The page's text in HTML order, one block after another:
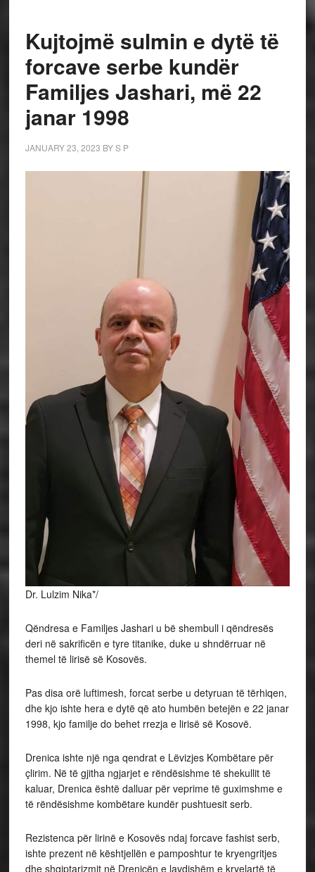
Kujtojmë sulmin e dytë të
forcave serbe kundër
Familjes Jashari, më 22
janar 1998
JANUARY 23, 2023 BYS P
Dr. Lulzim Nika*/
Qëndresa e Familjes Jashari u bë shembull i qëndresës
deri në sakrificën e tyre titanike, duke u shndërruar në
themel të lirisë së Kosovës.
Pas disa orë luftimesh, forcat serbe u detyruan të tërhiqen,
dhe kjo ishte hera e dytë që ato humbën betejën e 22 janar
1998, kjo familje do behet rrezja e lirisë së Kosovë.
Drenica ishte një nga qendrat e Lëvizjes Kombëtare për
çlirim. Në të gjitha ngjarjet e rëndësishme të shekullit të
kaluar, Drenica është dalluar për veprime të guximshme e
të rëndësishme kombëtare kundër pushtuesit serb.
Rezistenca për lirinë e Kosovës ndaj forcave fashist serb,
ishte prezent në kështjellën e pamposhtur te kryengritjes
dhe shqiptarizmit në Drenicën e lavdishëm e kryelartë të